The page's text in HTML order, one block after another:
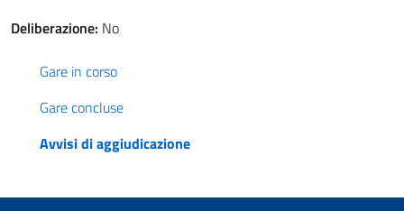
Deliberazione: No
Gare in corso
Gare concluse
Avvisi di aggiudicazione